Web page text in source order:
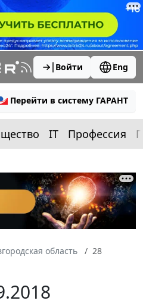
Войти Eng
Перейти в систему ГАРАНТ
IT Профессия
область
28